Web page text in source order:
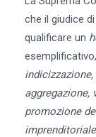
che il giudice
qualificare un
aggregazione,
promozione